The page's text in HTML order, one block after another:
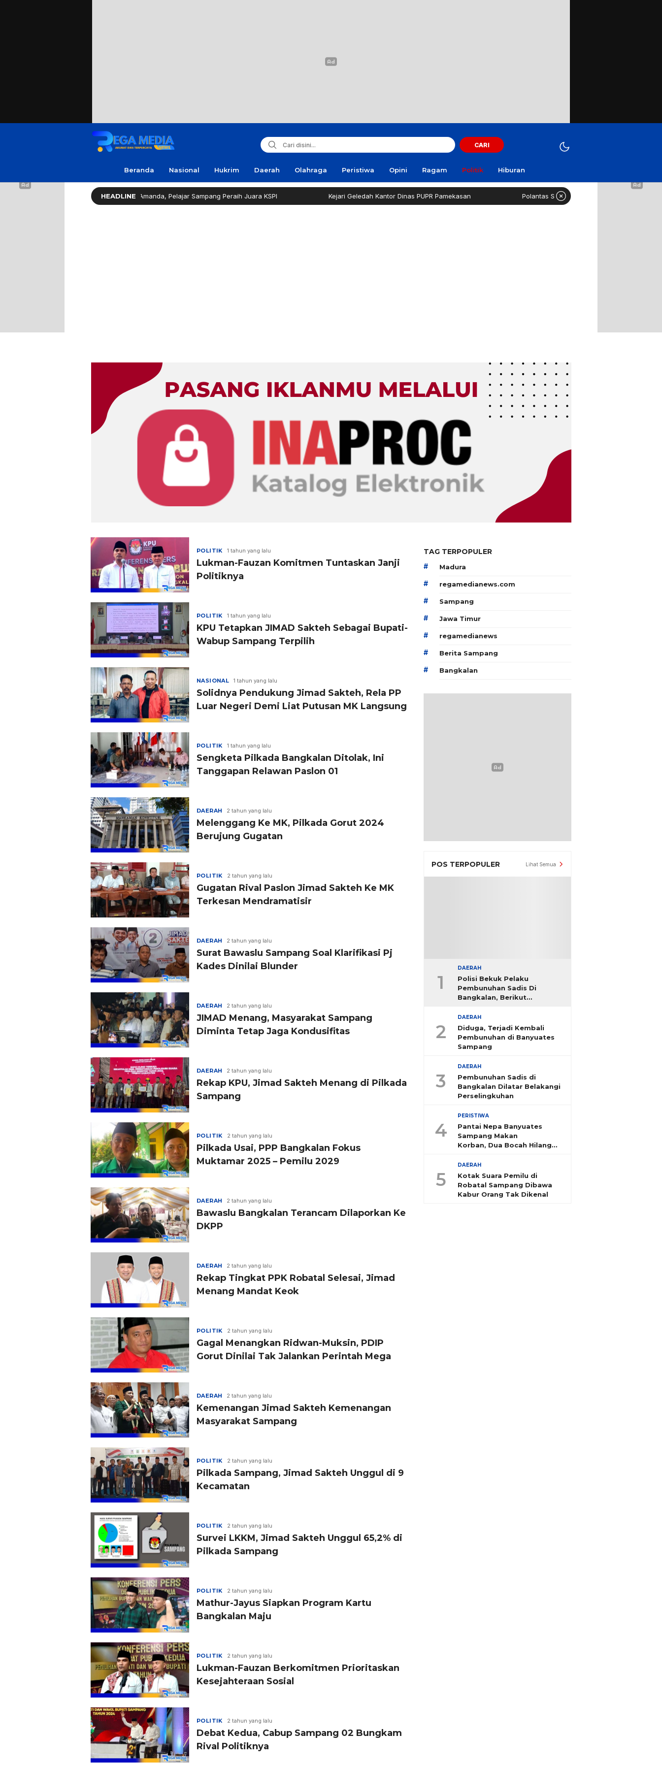
CARI
Beranda Nasional Hukrim Daerah Olahraga Peristiwa Opini Ragam Politik Hiburan
HEADLINE
Legislator Gerindra Apresiasi Amanda, Pelajar Sampang Peraih Juara KSPI Kejari Geledah Kantor Dinas PUPR Pamekasan Polantas Sampang Imbau Latihan Gerak Jalan Tak
POLITIK 1 tahun yang lalu
Lukman-Fauzan Komitmen Tuntaskan Janji
Politiknya
POLITIK 1 tahun yang lalu
KPU Tetapkan JIMAD Sakteh Sebagai Bupati-
Wabup Sampang Terpilih
NASIONAL 1 tahun yang lalu
Solidnya Pendukung Jimad Sakteh, Rela PP
Luar Negeri Demi Liat Putusan MK Langsung
POLITIK 1 tahun yang lalu
Sengketa Pilkada Bangkalan Ditolak, Ini
Tanggapan Relawan Paslon 01
DAERAH 2 tahun yang lalu
Melenggang Ke MK, Pilkada Gorut 2024
Berujung Gugatan
POLITIK 2 tahun yang lalu
Gugatan Rival Paslon Jimad Sakteh Ke MK
Terkesan Mendramatisir
DAERAH 2 tahun yang lalu
Surat Bawaslu Sampang Soal Klarifikasi Pj
Kades Dinilai Blunder
DAERAH 2 tahun yang lalu
JIMAD Menang, Masyarakat Sampang
Diminta Tetap Jaga Kondusifitas
DAERAH 2 tahun yang lalu
Rekap KPU, Jimad Sakteh Menang di Pilkada
Sampang
POLITIK 2 tahun yang lalu
Pilkada Usai, PPP Bangkalan Fokus
Muktamar 2025 – Pemilu 2029
DAERAH 2 tahun yang lalu
Bawaslu Bangkalan Terancam Dilaporkan Ke
DKPP
DAERAH 2 tahun yang lalu
Rekap Tingkat PPK Robatal Selesai, Jimad
Menang Mandat Keok
POLITIK 2 tahun yang lalu
Gagal Menangkan Ridwan-Muksin, PDIP
Gorut Dinilai Tak Jalankan Perintah Mega
DAERAH 2 tahun yang lalu
Kemenangan Jimad Sakteh Kemenangan
Masyarakat Sampang
POLITIK 2 tahun yang lalu
Pilkada Sampang, Jimad Sakteh Unggul di 9
Kecamatan
POLITIK 2 tahun yang lalu
Survei LKKM, Jimad Sakteh Unggul 65,2% di
Pilkada Sampang
POLITIK 2 tahun yang lalu
Mathur-Jayus Siapkan Program Kartu
Bangkalan Maju
POLITIK 2 tahun yang lalu
Lukman-Fauzan Berkomitmen Prioritaskan
Kesejahteraan Sosial
POLITIK 2 tahun yang lalu
Debat Kedua, Cabup Sampang 02 Bungkam
Rival Politiknya
TAG TERPOPULER
# Madura
# regamedianews.com
# Sampang
# Jawa Timur
# regamedianews
# Berita Sampang
# Bangkalan
POS TERPOPULER Lihat Semua
1
DAERAH
Polisi Bekuk Pelaku
Pembunuhan Sadis Di
Bangkalan, Berikut
2
DAERAH
Diduga, Terjadi Kembali
Pembunuhan di Banyuates
Sampang
3
DAERAH
Pembunuhan Sadis di
Bangkalan Dilatar Belakangi
Perselingkuhan
4
PERISTIWA
Pantai Nepa Banyuates
Sampang Makan
Korban, Dua Bocah Hilang
5
DAERAH
Kotak Suara Pemilu di
Robatal Sampang Dibawa
Kabur Orang Tak Dikenal